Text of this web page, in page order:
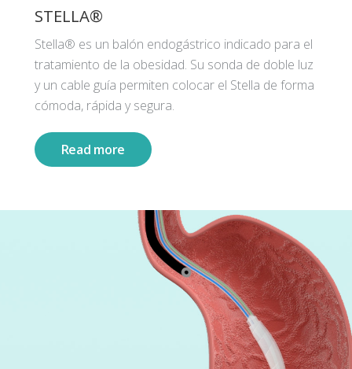
STELLA®
Stella® es un balón endogástrico indicado para el
tratamiento de la obesidad. Su sonda de doble luz
y un cable guía permiten colocar el Stella de forma
cómoda, rápida y segura.
Read more